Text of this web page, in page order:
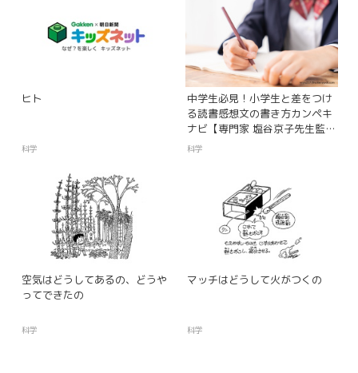
ヒト
科学
中学生必見！小学生と差をつけ
る読書感想文の書き方カンペキ
ナビ【専門家 塩谷京子先生監
修】
科学
空気はどうしてあるの、どうや
ってできたの
科学
マッチはどうして火がつくの
科学